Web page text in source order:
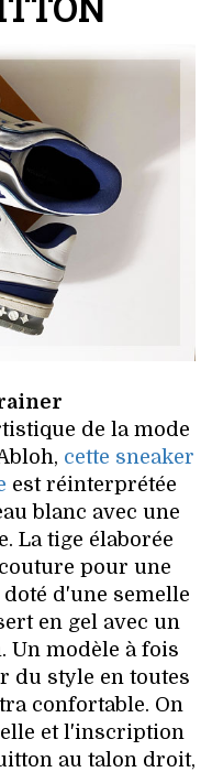
de la mode
cette sneaker
est réinterprétée
blanc avec une
La tige élaborée
pour une
d'une semelle
en gel avec un
Un modèle à fois
du style en toutes
confortable. On
et l'inscription
au talon droit,